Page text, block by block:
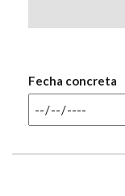
Fecha concreta